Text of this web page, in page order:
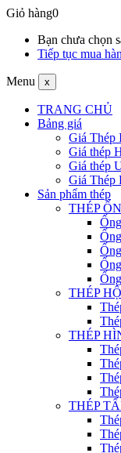
Giỏ hàng0
Bạn chưa chọn
Tiếp tục mua
Menu x
TRANG CHỦ
Bảng giá
Giá Thép
Giá thép
Giá thép
Giá Thép
Sản phẩm thép
THÉP
THÉP
THÉP
THÉP